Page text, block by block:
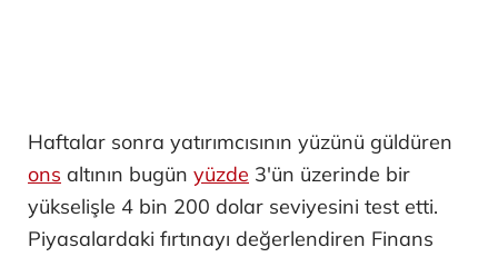
Haftalar sonra yatırımcısının yüzünü güldüren
ons altının bugün yüzde 3'ün üzerinde bir
yükselişle 4 bin 200 dolar seviyesini test etti.
Piyasalardaki fırtınayı değerlendiren Finans